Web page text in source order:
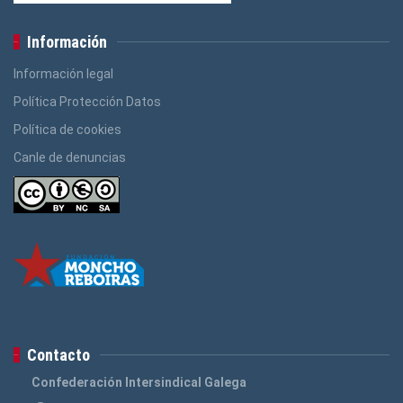
Información
Información legal
Política Protección Datos
Política de cookies
Canle de denuncias
Contacto
Confederación Intersindical Galega